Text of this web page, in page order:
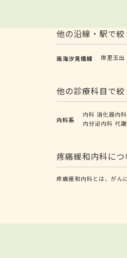
他の沿線・駅で絞
南海汐見橋線 岸里玉出
他の診療科目で絞
内科系
内科 消化器内科
内分泌内科 代
疼痛緩和内科につ
疼痛緩和内科とは、がん